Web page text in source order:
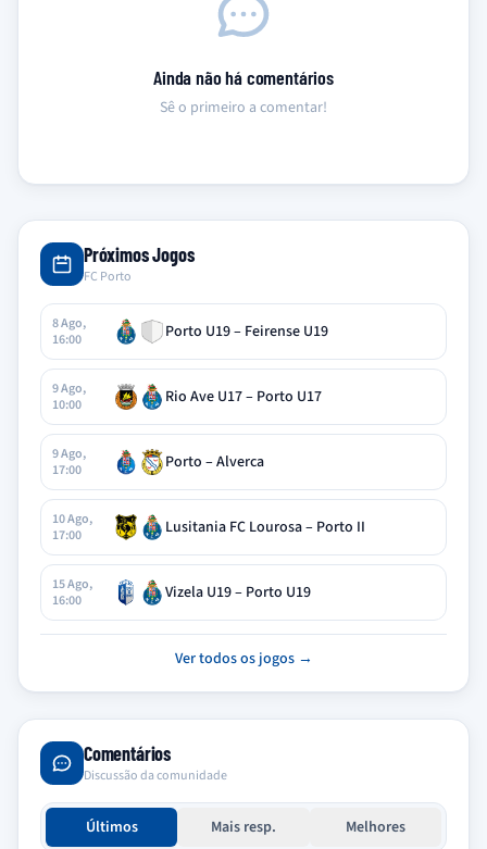
Ainda não há comentários
Sê o primeiro a comentar!
Próximos Jogos
FC Porto
8 Ago,
16:00
Porto U19 – Feirense U19
9 Ago,
10:00
Rio Ave U17 – Porto U17
9 Ago,
17:00
Porto – Alverca
10 Ago,
17:00
Lusitania FC Lourosa – Porto II
15 Ago,
16:00
Vizela U19 – Porto U19
Ver todos os jogos →
Comentários
Discussão da comunidade
Últimos Mais resp. Melhores